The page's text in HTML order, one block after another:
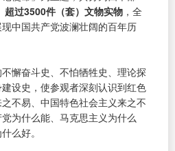
超过3500件（套）文物实物 ，全
中国共产党波澜壮阔的百年历
懈奋斗史、不怕牺牲史、理论探
设史，使参观者深刻认识到红色
不易、中国特色社会主义来之不
为什么能、马克思主义为什么
么好。